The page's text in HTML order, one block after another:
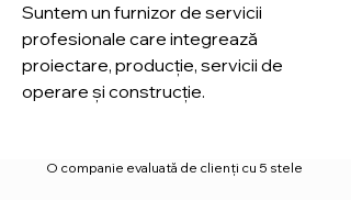
Suntem un furnizor de servicii
profesionale care integrează
proiectare, producție, servicii de
operare și construcție.
O companie evaluată de clienți cu 5 stele